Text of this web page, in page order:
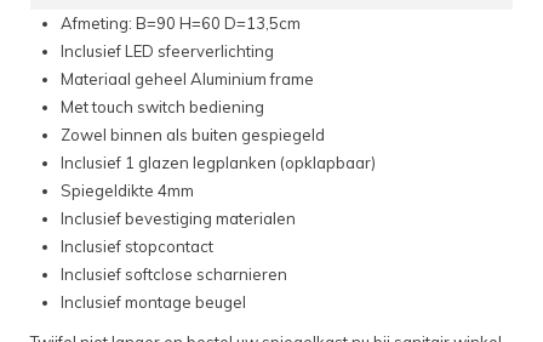
Afmeting: B=90 H=60 D=13,5cm
Inclusief LED sfeerverlichting
Materiaal geheel Aluminium frame
Met touch switch bediening
Zowel binnen als buiten gespiegeld
Inclusief 1 glazen legplanken (opklapbaar)
Spiegeldikte 4mm
Inclusief bevestiging materialen
Inclusief stopcontact
Inclusief softclose scharnieren
Inclusief montage beugel